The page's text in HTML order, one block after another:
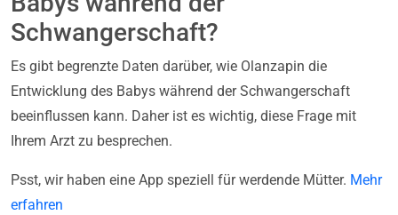
Schwangerschaft?
Es gibt begrenzte Daten darüber, wie Olanzapin die
Entwicklung des Babys während der Schwangerschaft
beeinflussen kann. Daher ist es wichtig, diese Frage mit
Ihrem Arzt zu besprechen.
Psst, wir haben eine App speziell für werdende Mütter. Mehr
erfahren